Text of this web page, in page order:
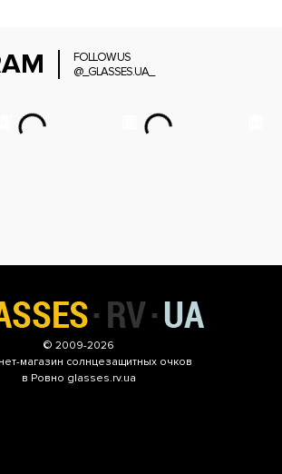
FOLLOW US
@_GLASSES.UA_
© 2009-2026
магазин солнцезащитных очков
в Ровно glasses.rv.ua